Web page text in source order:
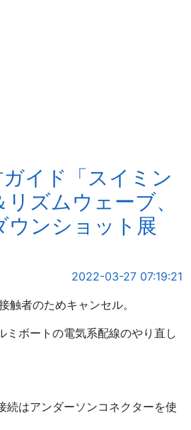
イド「スイミン
ズムウェーブ、
ウンショット展
2022-03-27 07:19:21
触者のためキャンセル。
ミボートの電気系配線のやり直し
続はアンダーソンコネクターを使